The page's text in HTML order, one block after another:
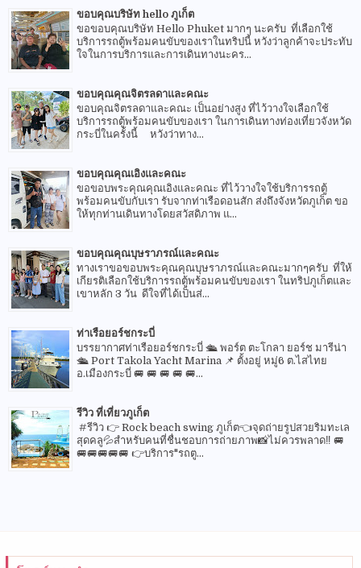
ขอบคุณบริษัท hello ภูเก็ต
ขอขอบคุณบริษัท Hello Phuket มากๆ นะครับ ที่เลือกใช้
บริการรถตู้พร้อมคนขับของเราในทริปนี้ หวังว่าลูกค้าจะประทับ
ใจในการบริการและการเดินทางนะคร...
ขอบคุณคุณจิตรลดาและคณะ
ขอบคุณจิตรลดาและคณะ เป็นอย่างสูง ที่ไว้วางใจเลือกใช้
บริการรถตู้พร้อมคนขับของเรา ในการเดินทางท่องเที่ยวจังหวัด
กระบี่ในครั้งนี้ หวังว่าทาง...
ขอบคุณคุณเอิงและคณะ
ขอขอบพระคุณคุณเอิงและคณะ ที่ไว้วางใจใช้บริการรถตู้
พร้อมคนขับกับเรา รับจากท่าเรือดอนสัก ส่งถึงจังหวัดภูเก็ต ขอ
ให้ทุกท่านเดินทางโดยสวัสดิภาพ แ...
ขอบคุณคุณบุษราภรณ์และคณะ
ทางเราขอขอบพระคุณคุณบุษราภรณ์และคณะมากๆครับ ที่ให้
เกียรติเลือกใช้บริการรถตู้พร้อมคนขับของเรา ในทริปภูเก็ตและ
เขาหลัก 3 วัน ดีใจที่ได้เป็นส่...
ท่าเรือยอร์ชกระบี่
บรรยากาศท่าเรือยอร์ชกระบี่ 🛳 พอร์ต ตะโกลา ยอร์ช มารีน่า
🛳 Port Takola Yacht Marina 📌 ตั้งอยู่ หมู่6 ต.ไสไทย
อ.เมืองกระบี่ 🚐 🚐 🚐 🚐 🚐...
รีวิว ที่เที่ยวภูเก็ต
#รีวิว 👉 Rock beach swing ภูเก็ต👈จุดถ่ายรูปสวยริมทะเล
สุดคลู💦สำหรับคนที่ชื่นชอบการถ่ายภาพ📸ไม่ควรพลาด‼️ 🚐
🚐🚐🚐🚐🚐 👉บริการ"รถตู...